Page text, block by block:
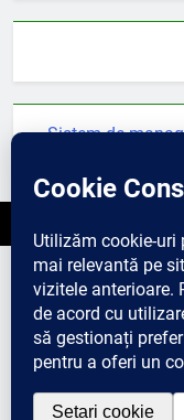
Sistem de